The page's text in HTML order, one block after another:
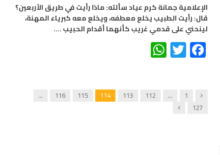
الإعلامية جمانة كرم عياد سألته: ماذا رأيت في طريق الأربعين؟
قال: رأيت الطبيب يخلع معطفه، ويخلع معه كبرياء المهنة،
لينحني على قدمي غريب كأنهما أقدام الحبيب .…
Facebook
Twitter
Previous
1
…
112
113
114
115
116
…
127
Next